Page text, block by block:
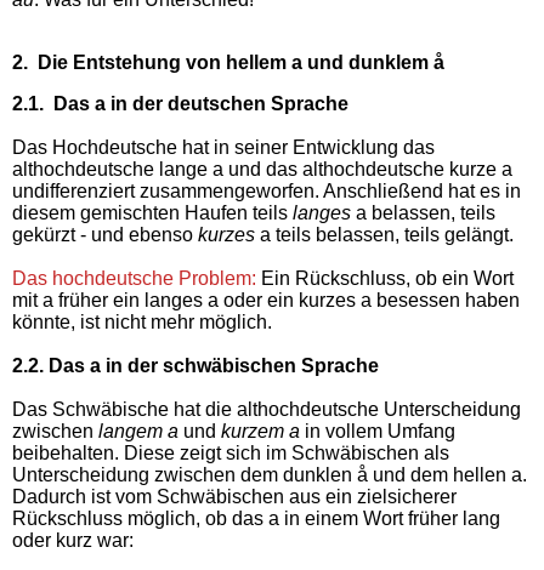
2. Die Entstehung von hellem a und dunklem å
2.1. Das a in der deutschen Sprache
Das Hochdeutsche hat in seiner Entwicklung das
althochdeutsche lange a und das althochdeutsche kurze a
undifferenziert zusammengeworfen. Anschließend hat es in
diesem gemischten Haufen teils langes a belassen, teils
gekürzt - und ebenso kurzes a teils belassen, teils gelängt.
Das hochdeutsche Problem: Ein Rückschluss, ob ein Wort
mit a früher ein langes a oder ein kurzes a besessen haben
könnte, ist nicht mehr möglich.
2.2. Das a in der schwäbischen Sprache
Das Schwäbische hat die althochdeutsche Unterscheidung
zwischen langem a und kurzem a in vollem Umfang
beibehalten. Diese zeigt sich im Schwäbischen als
Unterscheidung zwischen dem dunklen å und dem hellen a.
Dadurch ist vom Schwäbischen aus ein zielsicherer
Rückschluss möglich, ob das a in einem Wort früher lang
oder kurz war: